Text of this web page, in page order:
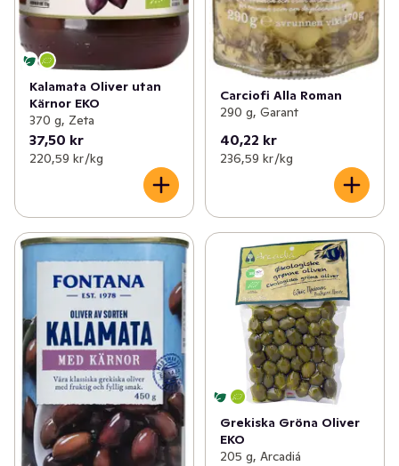
Kalamata Oliver utan
Kärnor EKO
370 g, Zeta
37,50 kr
220,59 kr /kg
Carciofi Alla Roman
290 g, Garant
40,22 kr
236,59 kr /kg
Grekiska Gröna Oliver
EKO
205 g, Arcadiá